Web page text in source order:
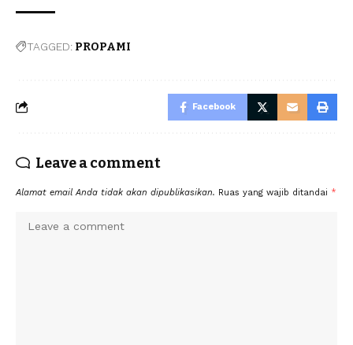
TAGGED: PROPAMI
Facebook
Leave a comment
Alamat email Anda tidak akan dipublikasikan. Ruas yang wajib ditandai *